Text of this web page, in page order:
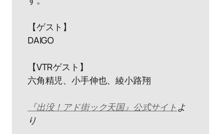
【ゲスト】
DAIGO
【VTRゲスト】
六角精児、小手伸也、綾小路翔
『出没！アド街ック天国』公式サイト よ
り